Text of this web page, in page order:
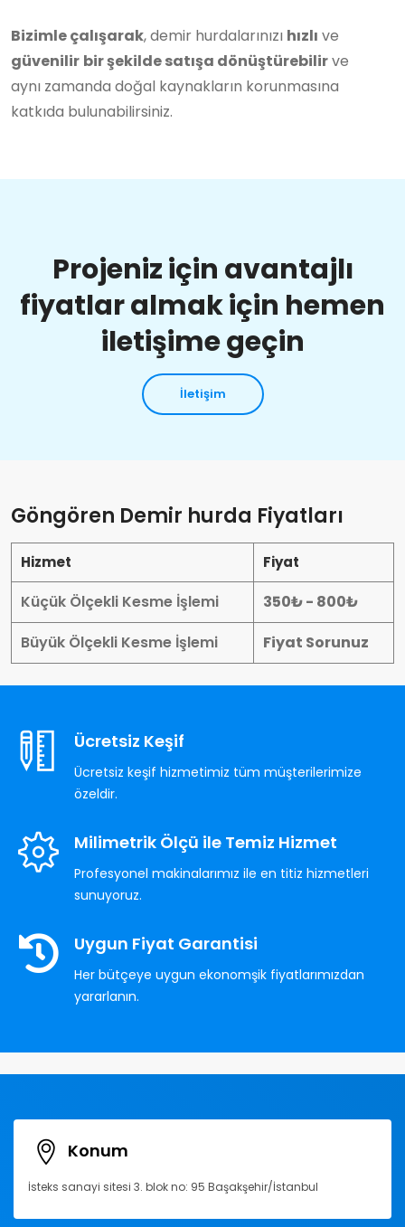
Bizimle çalışarak, demir hurdalarınızı hızlı ve
güvenilir bir şekilde satışa dönüştürebilirve
aynı zamanda doğal kaynakların korunmasına
katkıda bulunabilirsiniz.
Projeniz için avantajlı
fiyatlar almak için hemen
iletişime geçin
İletişim
Göngören Demir hurda Fiyatları
Hizmet Fiyat
Küçük Ölçekli Kesme İşlemi
350₺ - 800₺
Büyük Ölçekli Kesme İşlemi
Fiyat Sorunuz
Ücretsiz Keşif
Ücretsiz keşif hizmetimiz tüm müşterilerimize
özeldir.
Milimetrik Ölçü ile Temiz Hizmet
Profesyonel makinalarımız ile en titiz hizmetleri
sunuyoruz.
Uygun Fiyat Garantisi
Her bütçeye uygun ekonomşik fiyatlarımızdan
yararlanın.
Konum
İsteks sanayi sitesi 3. blok no: 95 Başakşehir/İstanbul